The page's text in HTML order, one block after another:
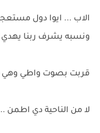
الاب ... ايوا دول
ونسبه يشرف ربنا يهدي
قربت بصوت واطي وهي
لا من الناحية دي اطمن